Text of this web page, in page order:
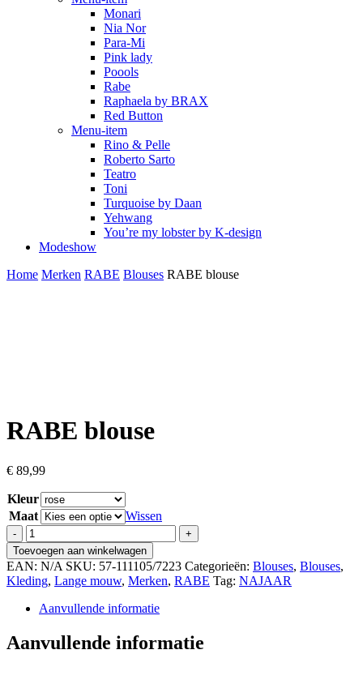
Monari
Nia Nor
Para-Mi
Pink lady
Poools
Rabe
Raphaela by BRAX
Red Button
Menu-item
Rino & Pelle
Roberto Sarto
Teatro
Toni
Turquoise by Daan
Yehwang
You’re my lobster by K-design
Modeshow
Home Merken RABE Blouses RABE blouse
RABE blouse
€ 89,99
Kleur
Maat
Wissen
RABE
blouse
aantal
Toevoegen aan winkelwagen
EAN: N/A SKU: 57-111105/7223 Categorieën: Blouses, Blouses,
Kleding, Lange mouw, Merken, RABE Tag: NAJAAR
Aanvullende informatie
Aanvullende informatie